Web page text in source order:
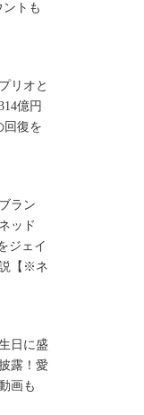
トも
リオと
億円
回復を
ラン
ッド
ジェイ
【※ネ
日に盛
露！愛
画も